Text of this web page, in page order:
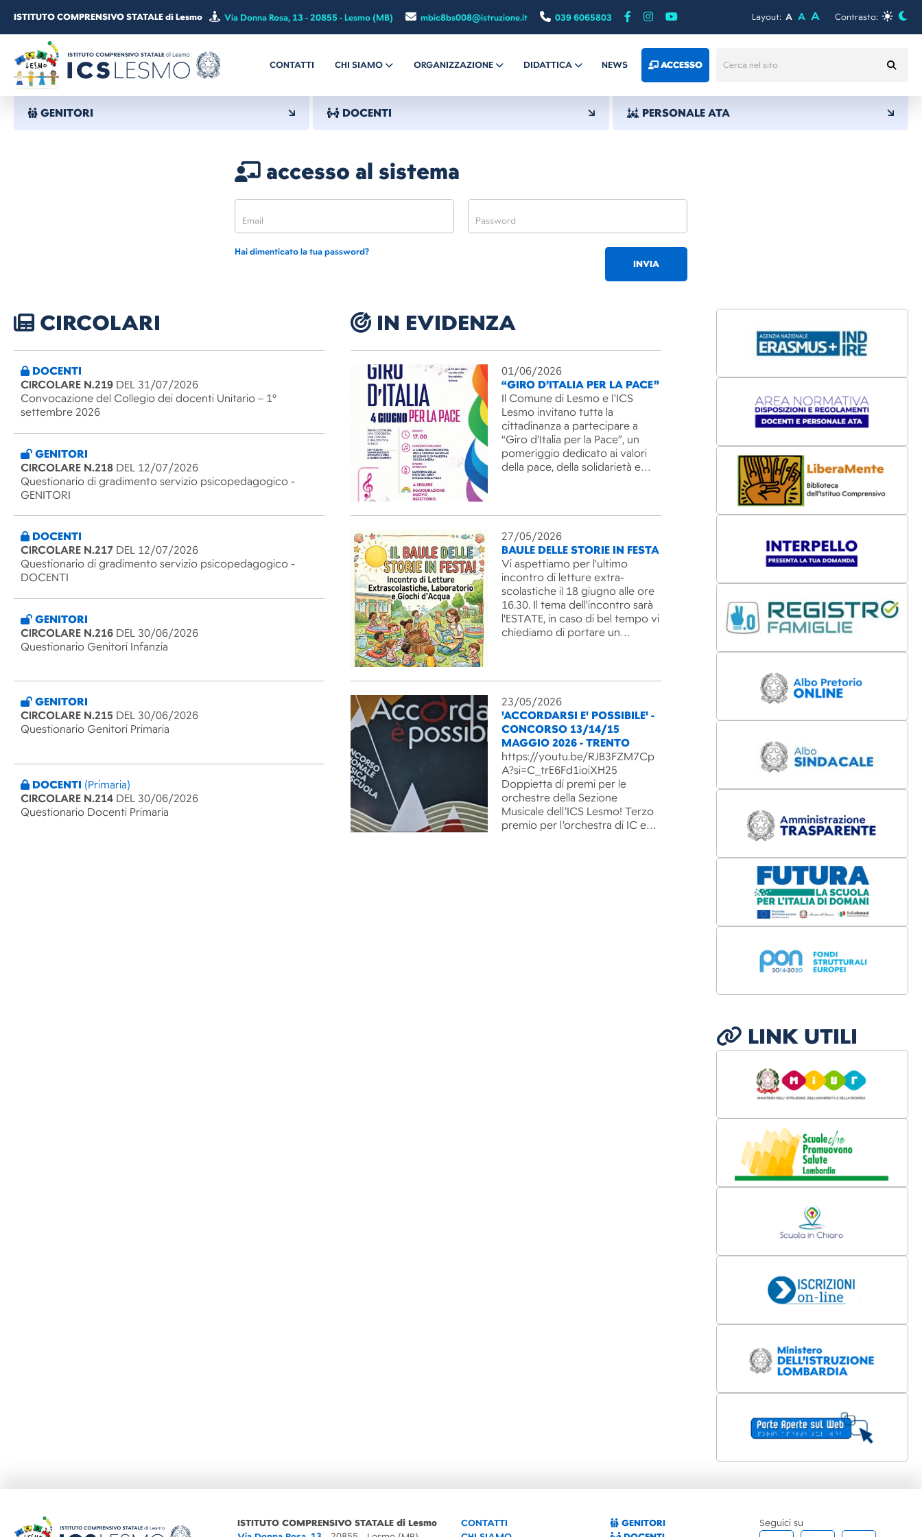
ISTITUTO COMPRENSIVO STATALE di Lesmo Via Donna Rosa, 13 - 20855 - Lesmo (MB) mbic8bs008@istruzione.it 039 6065803 Layout: A A A Contrasto:
CONTATTI CHI SIAMO ORGANIZZAZIONE DIDATTICA NEWS ACCESSO
GENITORI DOCENTI PERSONALE ATA
accesso al sistema
Hai dimenticato la tua password?
INVIA
CIRCOLARI
DOCENTI
CIRCOLARE N.219 DEL 31/07/2026
Convocazione del Collegio dei docenti Unitario – 1°
settembre 2026
GENITORI
CIRCOLARE N.218 DEL 12/07/2026
Questionario di gradimento servizio psicopedagogico -
GENITORI
DOCENTI
CIRCOLARE N.217 DEL 12/07/2026
Questionario di gradimento servizio psicopedagogico -
DOCENTI
GENITORI
CIRCOLARE N.216 DEL 30/06/2026
Questionario Genitori Infanzia
GENITORI
CIRCOLARE N.215 DEL 30/06/2026
Questionario Genitori Primaria
DOCENTI (Primaria)
CIRCOLARE N.214 DEL 30/06/2026
Questionario Docenti Primaria
IN EVIDENZA
01/06/2026
“GIRO D’ITALIA PER LA PACE”
Il Comune di Lesmo e l’ICS
Lesmo invitano tutta la
cittadinanza a partecipare a
“Giro d’Italia per la Pace”, un
pomeriggio dedicato ai valori
della pace, della solidarietà e…
27/05/2026
BAULE DELLE STORIE IN FESTA
Vi aspettiamo per l'ultimo
incontro di letture extra-
scolastiche il 18 giugno alle ore
16.30. Il tema dell'incontro sarà
l'ESTATE, in caso di bel tempo vi
chiediamo di portare un…
23/05/2026
'ACCORDARSI E' POSSIBILE' -
CONCORSO 13/14/15
MAGGIO 2026 - TRENTO
https://youtu.be/RJB3FZM7Cp
A?si=C_trE6Fd1ioiXH25
Doppietta di premi per le
orchestre della Sezione
Musicale dell’ICS Lesmo! Terzo
premio per l’orchestra di IC e…
LINK UTILI
ISTITUTO COMPRENSIVO STATALE di Lesmo
CONTATTI
GENITORI
Seguici su